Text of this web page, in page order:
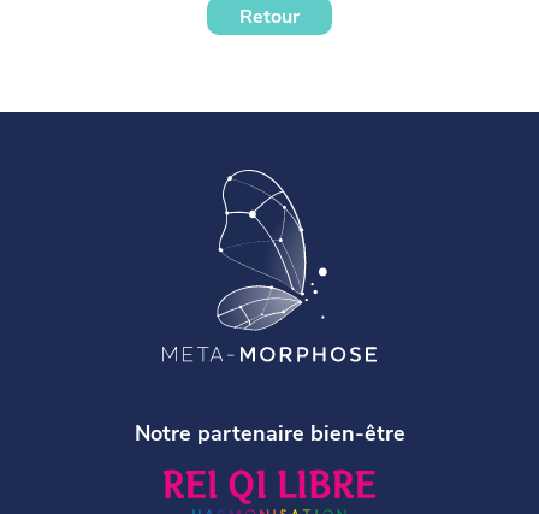
Retour
Notre partenaire bien-être